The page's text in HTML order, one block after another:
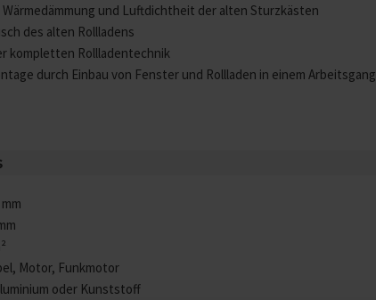
und Luftdichtheit der alten Sturzkästen
des alten Rollladens
kompletten Rollladentechnik
durch Einbau von Fenster und Rollladen in einem Arbeitsgang
Motor, Funkmotor
oder Kunststoff